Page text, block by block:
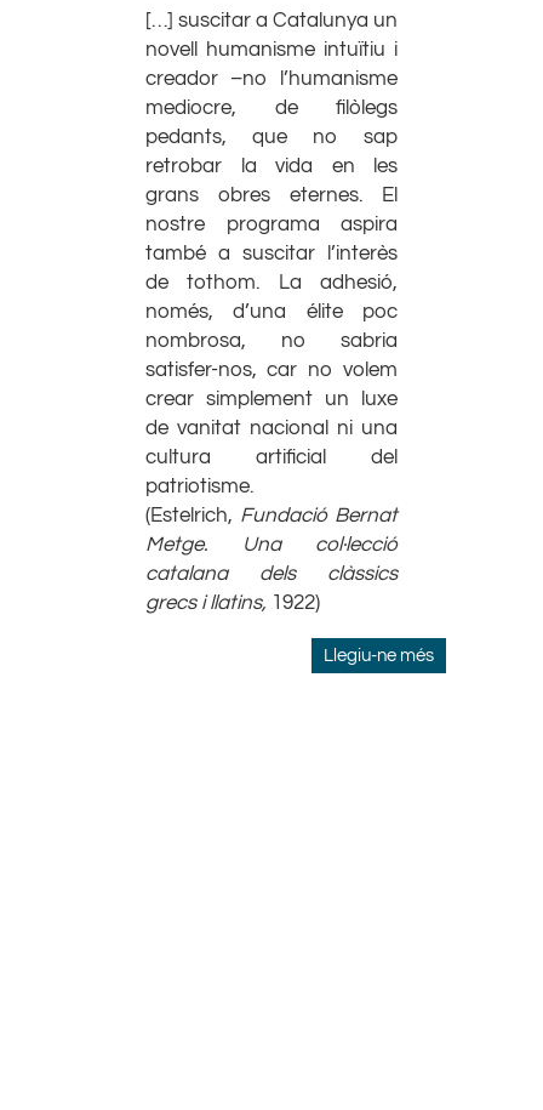
[…] suscitar a Catalunya un
novell humanisme intuïtiu i
creador –no l’humanisme
mediocre, de filòlegs
pedants, que no sap
retrobar la vida en les
grans obres eternes. El
nostre programa aspira
també a suscitar l’interès
de tothom. La adhesió,
només, d’una élite poc
nombrosa, no sabria
satisfer-nos, car no volem
crear simplement un luxe
de vanitat nacional ni una
cultura artificial del
patriotisme.
(Estelrich, Fundació Bernat
Metge. Una col·lecció
catalana dels clàssics
grecs i llatins, 1922)
Llegiu-ne més